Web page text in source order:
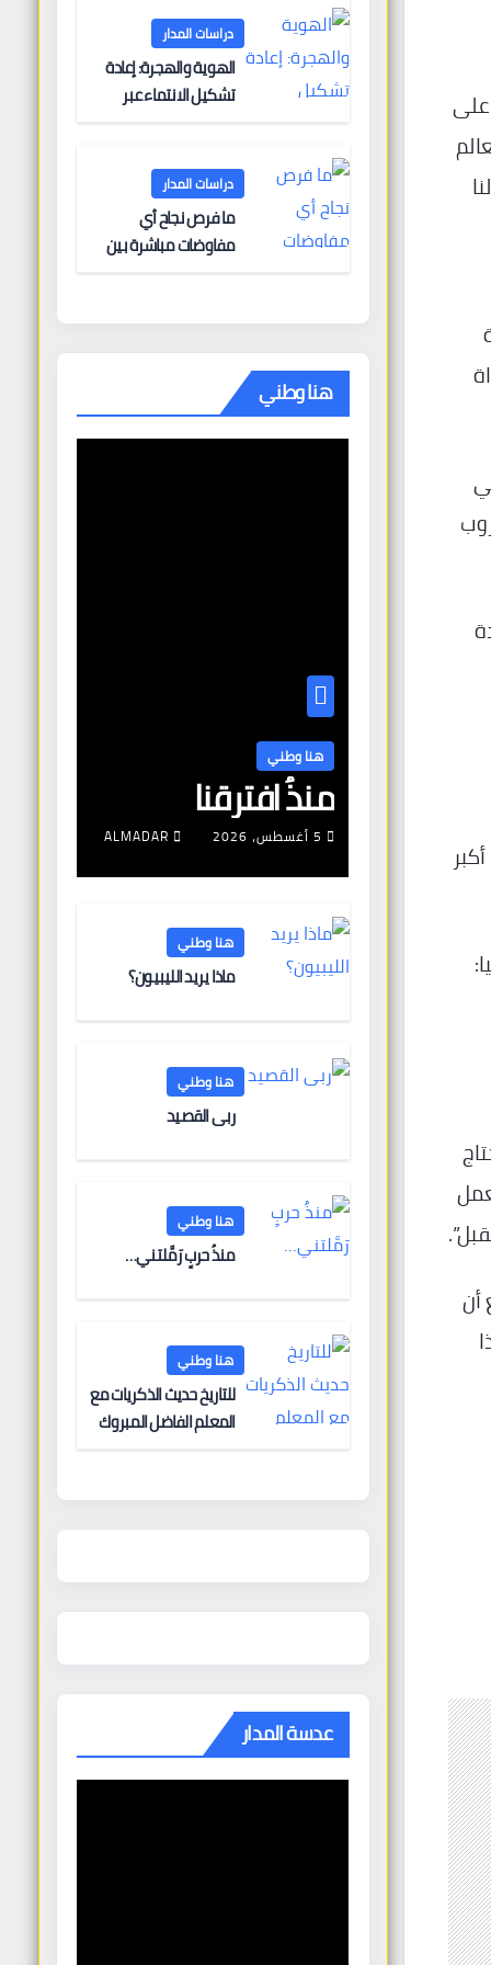
6-0 يوم الأحد على
مباراة
الشمالية، ثم الفوز على ويلز 4-3 في
أن
دراسات المدار
الهوية والهجرة: إعادة
تشكيل الانتماء عبر
دراسات المدار
ما فرص نجاح أي
مفاوضات مباشرة بين
هنا وطني
هنا وطني
منذُ افترقنا
5 أغسطس، 2026 ALMADAR
هنا وطني
ماذا يريد الليبيون؟
هنا وطني
ربى القصيد
هنا وطني
منذُ حربٍ رَمَّلتني…
هنا وطني
للتاريخ حديث الذكريات مع
المعلم الفاضل المبروك
عدسة المدار